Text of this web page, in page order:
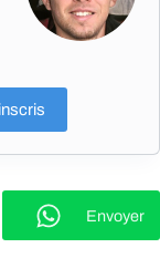
Envoyer